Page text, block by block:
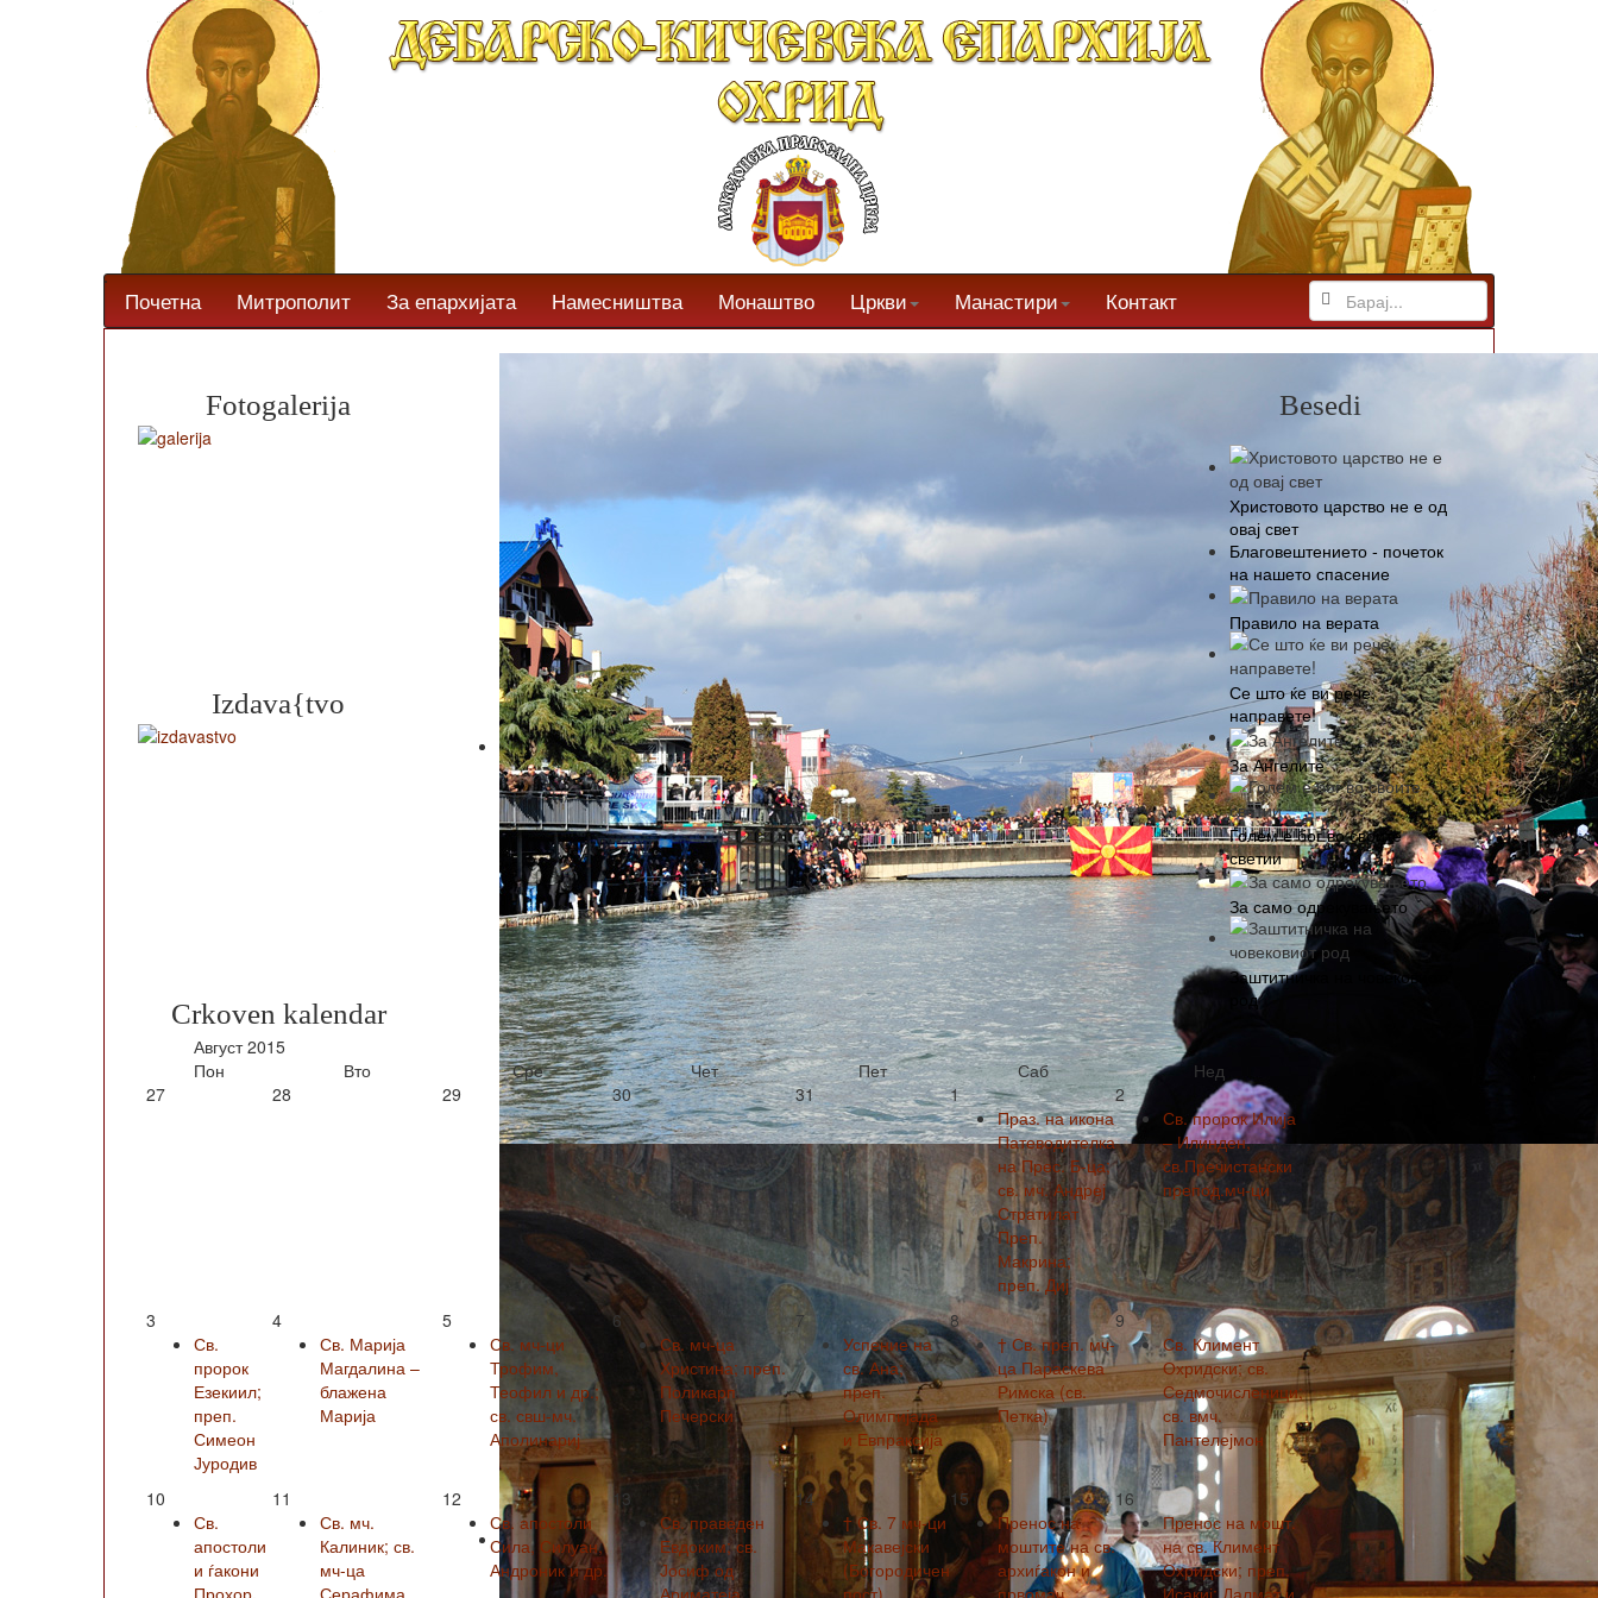
Почетна Митрополит За епархијата Намесништва Монаштво Цркви Манастири Контакт
Fotogalerija
Izdava{tvo
Crkoven kalendar
Август 2015
Пон
Вто Сре Чет Пет Саб
Нед
27
28 29 30 31
1
Праз. на икона
Патеводителка
на Прес. Б-ца;
св. мч. Андреј
Стратилат
Преп.
Макрина;
преп. Диј
2
Св. пророк Илија
– Илинден,
св.Пречистански
препод.мч-ци
3
Св.
пророк
Езекиил;
преп.
Симеон
Јуродив
4
Св. Марија
Магдалина –
блажена
Марија
5
Св. мч-ци
Трофим,
Теофил и др.;
св. свш-мч.
Аполинариј
6
Св. мч-ца
Христина; преп.
Поликарп
Печерски
7
Успение на
св. Ана;
преп.
Олимпијада
и Евпраксија
8
† Св. преп. мч-
ца Параскева
Римска (св.
Петка)
9
Св. Климент
Охридски; св.
Седмочисленици;
св. вмч.
Пантелејмон
10
Св.
апостоли
и ѓакони
Прохор,
11
Св. мч.
Калиник; св.
мч-ца
Серафима
12
Св. апостоли
Сила, Силуан,
Андроник и др.
13
Св. праведен
Евдоким; св.
Јосиф од
Ариматеја
14
† Св. 7 мч-ци
Макавејски
(Богородичен
пост)
15
Пренос на
моштите на св.
архиѓакон и
првомач.
16
Пренос на мошт.
на св. Климент
Охридски; преп.
Исакиј; Далмат и
Besedi
Христовото царство не е од
овај свет
Благовештението - почеток
на нашето спасение
Правило на верата
Се што ќе ви рече,
направете!
За Ангелите
Голем е бог во своите
светии
За само одрекувањето
Заштитничка на човековиот
род